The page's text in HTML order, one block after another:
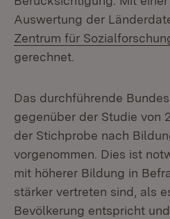
Auswertung der
Zentrum für
gerechnet.
Das durchführende
gegenüber der Studie von
der Stichprobe nach
vorgenommen. Dies ist
mit höherer Bildung in
stärker vertreten sind, als
Bevölkerung entspricht